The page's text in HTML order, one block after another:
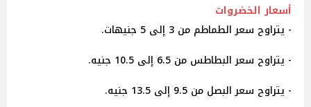
أسعار الخضروات
- يتراوح سعر الطماطم من 3 إلى 5 جنيهات.
- يتراوح سعر البطاطس من 6.5 إلى 10.5 جنيه.
- يتراوح سعر البصل من 9.5 إلى 13.5 جنيه.